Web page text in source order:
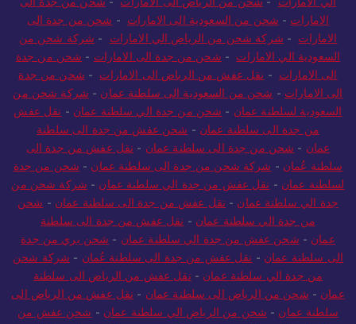
الامارات-شحن من الرياض الى الامارات-شحن من جدة الى
الامارات-شحن من السعودية الى الامارات-شحن من جدة الى
-شركة شحن من الرياض الي الامارات-شركة شحن من
الي الامارات-شحن من جدة الى الامارات-شحن من جدة
الامارات-نقل عفش من الرياض الى الامارات-شحن من جدة
الامارات-شحن من السعودية الى سلطنة عمان-شركة شحن من
لسلطنة عمان-شحن من جدة الي سلطنة عمان-نقل عفش
من جدة الى سلطنة عمان-شحن عفش من جدة الى سلطنة
عمان-شحن من جدة الى سلطنة عمان-نقل عفش من جدة الى
عُمان-شركة شحن من جدة الى سلطنة عمان-شحن من جدة
عمان-نقل عفش من جدة الي سلطنة عمان-شركة شحن من
الي سلطنة عمان-نقل عفش من جدة الى سلطنة عمان-شحن
من جدة الي سلطنة عمان-نقل عفش من جدة الى سلطنة
-شحن عفش من جدة الي سلطنة عمان-شحن بري من جدة
سلطنة عمان-نقل عفش من جدة الى سلطنة عُمان-شركة شحن
من جدة الي سلطنة عمان-نقل عفش من الرياض الى سلطنة
-شحن من الرياض الى سلطنة عمان-نقل عفش من الرياض الى
عمان-شحن من الرياض الي سلطنة عمان-شحن عفش من